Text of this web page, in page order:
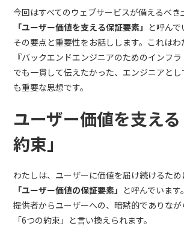
今回はすべてのウェブサービスが備えるべ
「ユーザー価値を支える保証要素」 と呼んで
その要点と重要性をお話しします。これは
『バックエンドエンジニアのためのインフラ
でも一貫して伝えたかった、エンジニアと
も重要な思想です。
ユーザー価値を支え
約束」
わたしは、ユーザーに価値を届け続けるた
「ユーザー価値の保証要素」 と呼んでいま
提供者からユーザーへの、暗黙的でありな
「6つの約束」と言い換えられます。